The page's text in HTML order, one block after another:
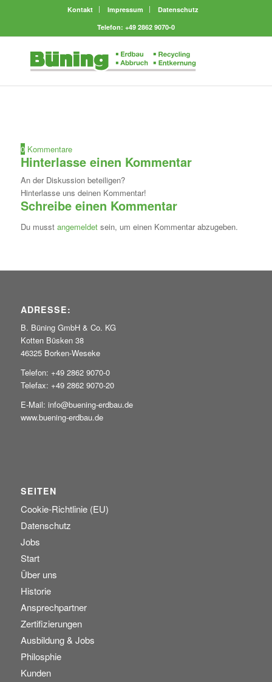
Kontakt Impressum
Datenschutz
Telefon: +49 2862 9070-0
0 Kommentare
Hinterlasse einen Kommentar
An der Diskussion beteiligen?
Hinterlasse uns deinen Kommentar!
Schreibe einen Kommentar
Du musst angemeldetsein, um einen Kommentar abzugeben.
ADRESSE:
B. Büning GmbH & Co. KG
Kotten Büsken 38
46325 Borken-Weseke
Telefon: +49 2862 9070-0
Telefax: +49 2862 9070-20
E-Mail: info@buening-erdbau.de
www.buening-erdbau.de
SEITEN
Cookie-Richtlinie (EU)
Datenschutz
Jobs
Start
Über uns
Historie
Ansprechpartner
Zertifizierungen
Ausbildung & Jobs
Philosphie
Kunden